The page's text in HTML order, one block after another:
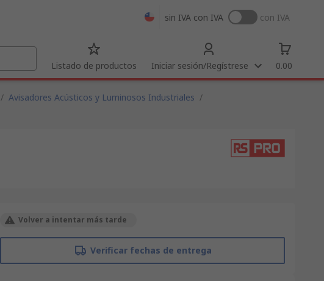
sin IVA con IVA con IVA
Listado de productos Iniciar sesión/Regístrese 0.00
/ Avisadores Acústicos y Luminosos Industriales /
Volver a intentar más tarde
Verificar fechas de entrega